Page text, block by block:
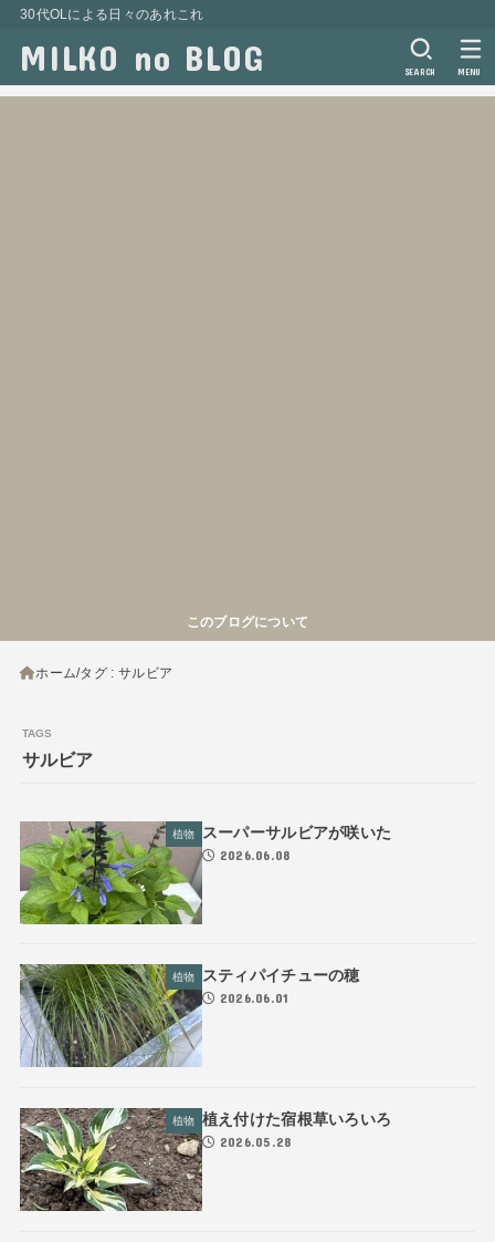
30代OLによる日々のあれこれ
MILKO no BLOG SEARCH MENU
このブログについて
ホーム タグ : サルビア
サルビア
植物 スーパーサルビアが咲いた
2026.06.08
植物 スティパイチューの穂
2026.06.01
植物 植え付けた宿根草いろいろ
2026.05.28